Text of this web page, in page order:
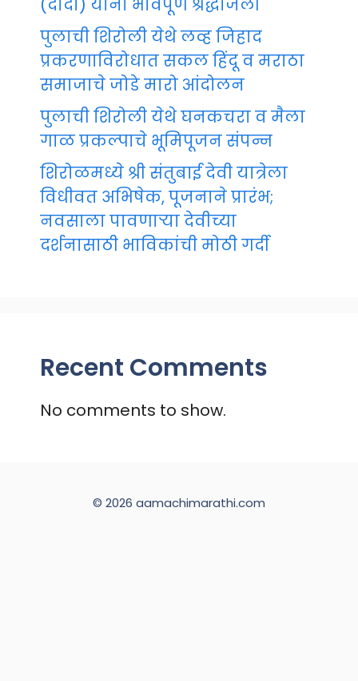
(दादा) यांना भावपूर्ण श्रद्धांजली
पुलाची शिरोली येथे लव्ह जिहाद
प्रकरणाविरोधात सकल हिंदू व मराठा
समाजाचे जोडे मारो आंदोलन
पुलाची शिरोली येथे घनकचरा व मैला
गाळ प्रकल्पाचे भूमिपूजन संपन्न
शिरोळमध्ये श्री संतुबाई देवी यात्रेला
विधीवत अभिषेक, पूजनाने प्रारंभ;
नवसाला पावणाऱ्या देवीच्या
दर्शनासाठी भाविकांची मोठी गर्दी
Recent Comments
No comments to show.
© 2026 aamachimarathi.com